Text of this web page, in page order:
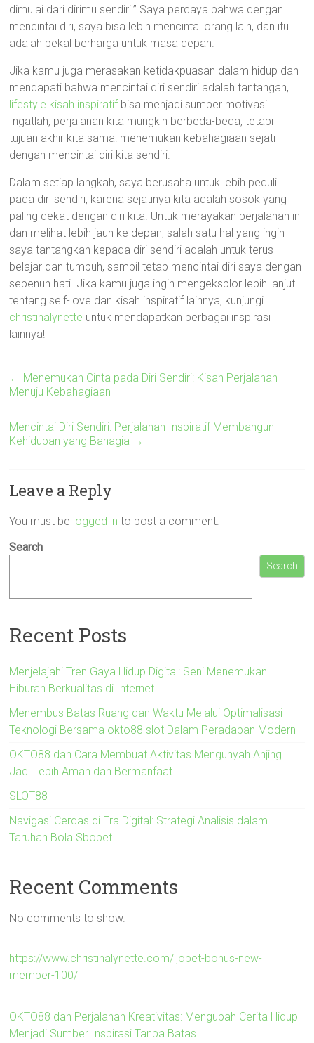
dimulai dari dirimu sendiri.” Saya percaya bahwa dengan
mencintai diri, saya bisa lebih mencintai orang lain, dan itu
adalah bekal berharga untuk masa depan.
Jika kamu juga merasakan ketidakpuasan dalam hidup dan
mendapati bahwa mencintai diri sendiri adalah tantangan,
lifestyle kisah inspiratifbisa menjadi sumber motivasi.
Ingatlah, perjalanan kita mungkin berbeda-beda, tetapi
tujuan akhir kita sama: menemukan kebahagiaan sejati
dengan mencintai diri kita sendiri.
Dalam setiap langkah, saya berusaha untuk lebih peduli
pada diri sendiri, karena sejatinya kita adalah sosok yang
paling dekat dengan diri kita. Untuk merayakan perjalanan ini
dan melihat lebih jauh ke depan, salah satu hal yang ingin
saya tantangkan kepada diri sendiri adalah untuk terus
belajar dan tumbuh, sambil tetap mencintai diri saya dengan
sepenuh hati. Jika kamu juga ingin mengeksplor lebih lanjut
tentang self-love dan kisah inspiratif lainnya, kunjungi
christinalynette untuk mendapatkan berbagai inspirasi
lainnya!
← Menemukan Cinta pada Diri Sendiri: Kisah Perjalanan
Menuju Kebahagiaan
Mencintai Diri Sendiri: Perjalanan Inspiratif Membangun
Kehidupan yang Bahagia →
Leave a Reply
You must be logged in to post a comment.
Search
Search
Recent Posts
Menjelajahi Tren Gaya Hidup Digital: Seni Menemukan
Hiburan Berkualitas di Internet
Menembus Batas Ruang dan Waktu Melalui Optimalisasi
Teknologi Bersama okto88 slot Dalam Peradaban Modern
OKTO88 dan Cara Membuat Aktivitas Mengunyah Anjing
Jadi Lebih Aman dan Bermanfaat
SLOT88
Navigasi Cerdas di Era Digital: Strategi Analisis dalam
Taruhan Bola Sbobet
Recent Comments
No comments to show.
https://www.christinalynette.com/ijobet-bonus-new-
member-100/
OKTO88 dan Perjalanan Kreativitas: Mengubah Cerita Hidup
Menjadi Sumber Inspirasi Tanpa Batas